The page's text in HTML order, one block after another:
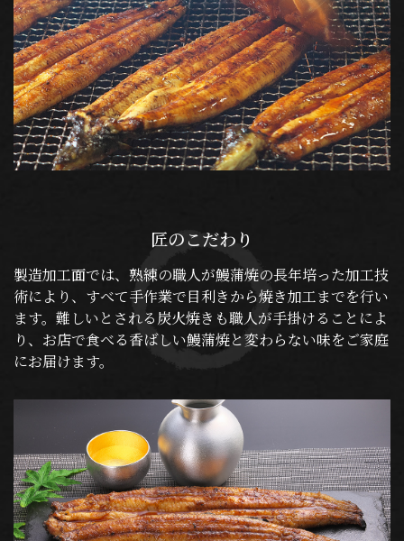
匠のこだわり
製造加工面では、熟練の職人が鰻蒲焼の長年培った加工技
術により、すべて手作業で目利きから焼き加工までを行い
ます。難しいとされる炭火焼きも職人が手掛けることによ
り、お店で食べる香ばしい鰻蒲焼と変わらない味をご家庭
にお届けます。